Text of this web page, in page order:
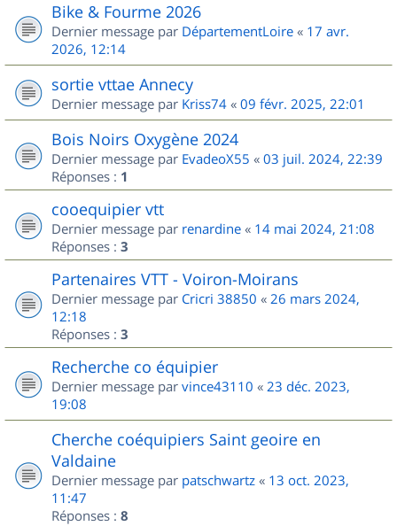
Bike & Fourme 2026
Dernier message par DépartementLoire « 17 avr.
2026, 12:14
sortie vttae Annecy
Dernier message par Kriss74 « 09 févr. 2025, 22:01
Bois Noirs Oxygène 2024
Dernier message par EvadeoX55 « 03 juil. 2024, 22:39
Réponses : 1
cooequipier vtt
Dernier message par renardine « 14 mai 2024, 21:08
Réponses : 3
Partenaires VTT - Voiron-Moirans
Dernier message par Cricri 38850 « 26 mars 2024,
12:18
Réponses : 3
Recherche co équipier
Dernier message par vince43110 « 23 déc. 2023,
19:08
Cherche coéquipiers Saint geoire en
Valdaine
Dernier message par patschwartz « 13 oct. 2023,
11:47
Réponses : 8